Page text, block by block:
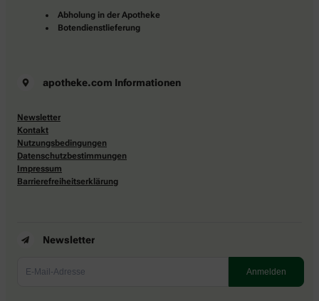
Abholung in der Apotheke
Botendienstlieferung
apotheke.com Informationen
Newsletter
Kontakt
Nutzungsbedingungen
Datenschutzbestimmungen
Impressum
Barrierefreiheitserklärung
Newsletter